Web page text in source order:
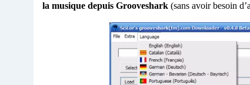
la musique depuis Grooveshark (sans avoir besoin